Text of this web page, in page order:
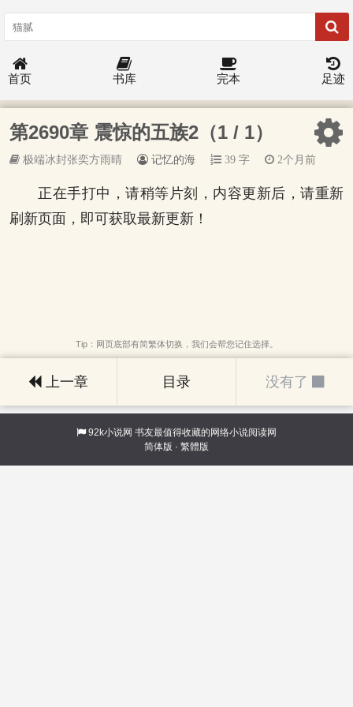
首页 书库 完本 足迹
第2690章 震惊的五族2（1 / 1）
极端冰封张奕方雨晴 记忆的海 39 字 2个月前
正在手打中，请稍等片刻，内容更新后，请重新
刷新页面，即可获取最新更新！
Tip：网页底部有简繁体切换，我们会帮您记住选择。
上一章 目录 没有了
92k小说网 书友最值得收藏的网络小说阅读网
简体版 · 繁體版